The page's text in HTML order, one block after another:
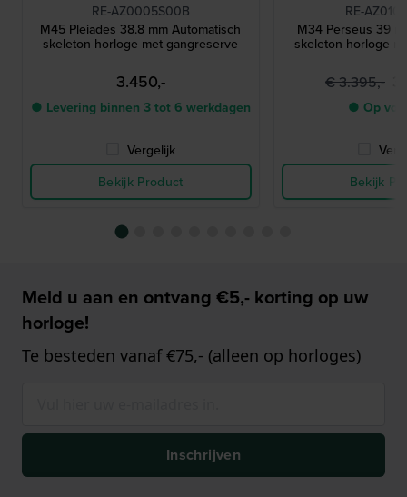
RE-AZ0005S00B
M45 Pleiades 38.8 mm Automatisch
skeleton horloge met gangreserve
3.450,-
● Levering binnen 3 tot 6 werkdagen
Vergelijk
Bekijk Product
RE-
M34 Perseus 39
skeleton horloge
€ 3.395,-
● Op
Bekijk
Meld u aan en ontvang €5,- korting op uw
horloge!
Te besteden vanaf €75,- (alleen op horloges)
Inschrijven